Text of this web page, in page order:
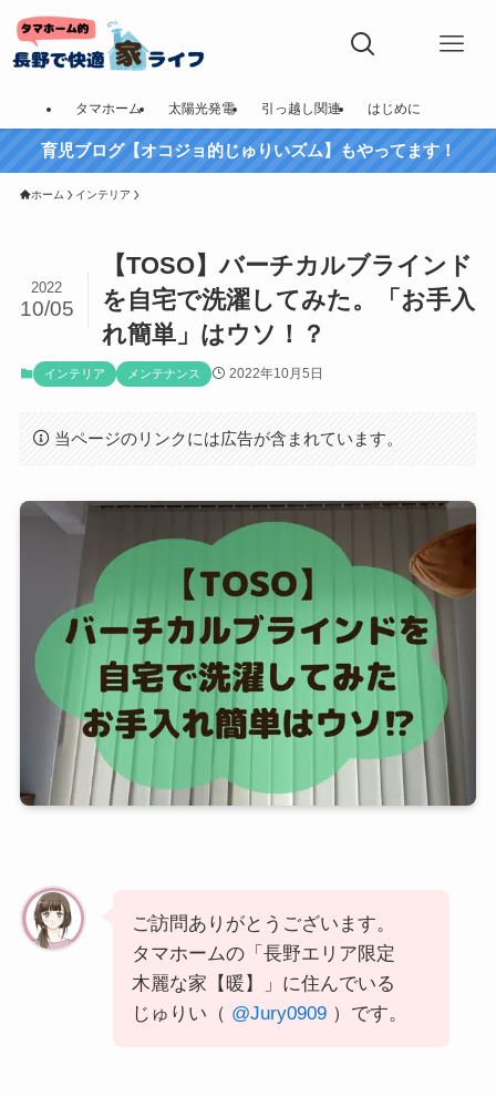
タマホーム 太陽光発電 引っ越し関連 はじめに
育児ブログ【オコジョ的じゅりいズム】もやってます！
ホーム インテリア
【TOSO】バーチカルブラインド
を自宅で洗濯してみた。「お手入
れ簡単」はウソ！？
2022
10/05
インテリア メンテナンス 2022年10月5日
当ページのリンクには広告が含まれています。
ご訪問ありがとうございます。
タマホームの「長野エリア限定
木麗な家【暖】」に住んでいる
じゅりい（ @Jury0909）です。